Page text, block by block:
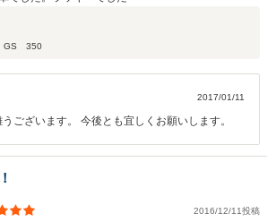
GS 350
2017/01/11
ございます。 今後とも宜しくお願いします。
2016/12/11投稿